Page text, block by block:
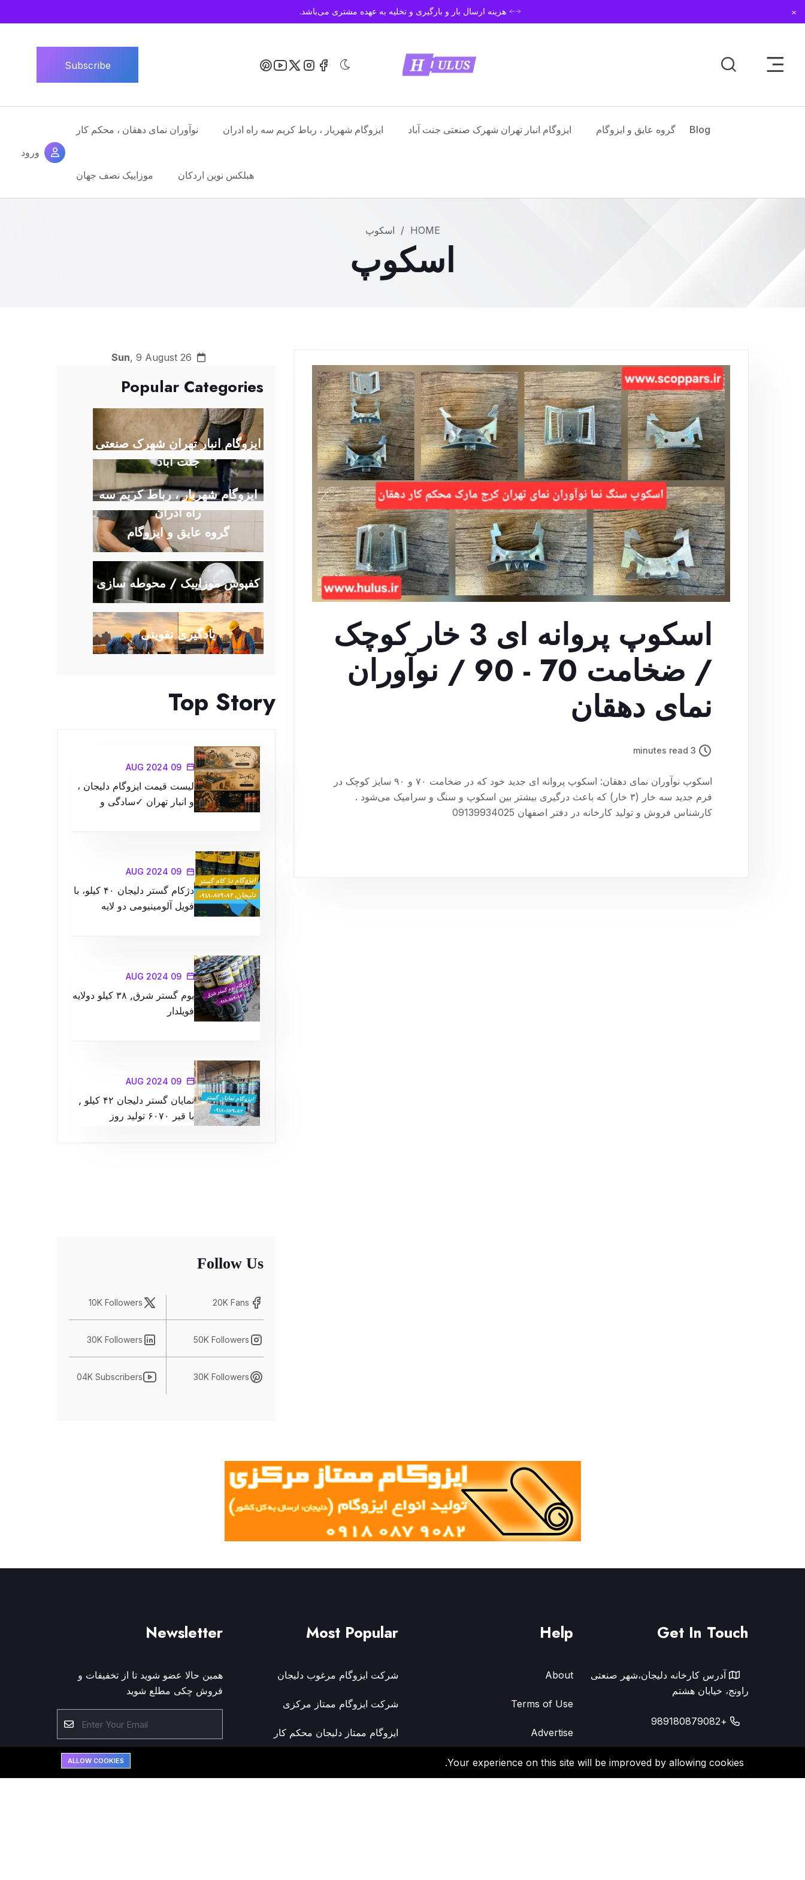
هزینه ارسال بار و بارگیری و تخلیه به عهده مشتری می‌باشد. Dismiss
Toggle Sidebar
Subscribe
Blog گروه عایق و ایزوگام ایزوگام انبار تهران شهرک صنعتی جنت آباد ایزوگام شهریار ، رباط کریم سه راه ادران نوآوران نمای دهقان ، محکم کار
هبلکس نوین اردکان موزاییک نصف جهان
ورود
HOME
/ اسکوپ
اسکوپ
اسکوپ پروانه ای 3 خار کوچک
/ ضخامت 70 - 90 / نوآوران
نمای دهقان
3 minutes read
اسکوپ نوآوران نمای دهقان: اسکوپ پروانه ای جدید خود که در ضخامت ۷۰ و ۹۰ سایز کوچک در
فرم جدید سه خار (۳ خار) که باعث درگیری بیشتر بین اسکوپ و سنگ و سرامیک می‌شود .
کارشناس فروش و تولید کارخانه در دفتر اصفهان 09139934025
Sun, 9 August 26
Popular Categories
ایزوگام انبار تهران شهرک صنعتی
جنت آباد
ایزوگام شهریار ، رباط کریم سه
راه ادران
گروه عایق و ایزوگام
کفپوش موزاییک / محوطه سازی
یادگیری تقویتی
Top Story
09 AUG 2024
لیست قیمت ایزوگام دلیجان ،
و انبار تهران ✓سادگی و
09 AUG 2024
دژکام گستر دلیجان ۴۰ کیلو، با
فویل آلومینیومی دو لایه
09 AUG 2024
بوم گستر شرق, ۳۸ کیلو دولایه
فویلدار
09 AUG 2024
نمایان گستر دلیجان ۴۲ کیلو ,
با قیر ۶۰۷۰ تولید روز
Follow Us
20K Fans
10K Followers
50K Followers
30K Followers
30K Followers
04K Subscribers
Get In Touch
آدرس کارخانه دلیجان،شهر صنعتی
راونج، خیابان هشتم
+989180879082
Help
About
Terms of Use
Advertise
Privacy Policy
Most Popular
شرکت ایزوگام مرغوب دلیجان
شرکت ایزوگام ممتاز مرکزی
ایزوگام ممتاز دلیجان محکم کار
Newsletter
همین حالا عضو شوید تا از تخفیفات و
فروش چکی مطلع شوید
Please solve the following math
Your experience on this site will be improved by allowing cookies.
ALLOW COOKIES